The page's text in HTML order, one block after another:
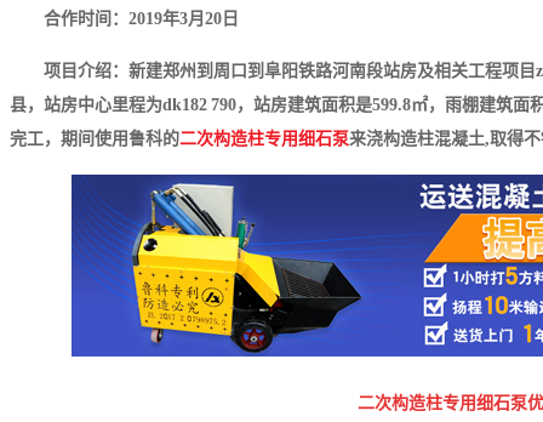
合作时间：2019年3月20日
项目介绍：新建郑州到周口到阜阳铁路河南段站房及相关工程项
县，站房中心里程为dk182 790，站房建筑面积是599.8㎡，雨棚建筑面
完工，期间使用鲁科的二次构造柱专用细石泵来浇构造柱混凝土,取得
二次构造柱专用细石泵